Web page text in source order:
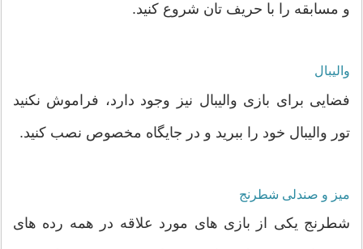
و مسابقه را با حریف تان شروع کنید.
والیبال
فضایی برای بازی والیبال نیز وجود دارد، فراموش نکنید
تور والیبال خود را ببرید و در جایگاه مخصوص نصب کنید.
میز و صندلی شطرنج
شطرنج یکی از بازی های مورد علاقه در همه رده های